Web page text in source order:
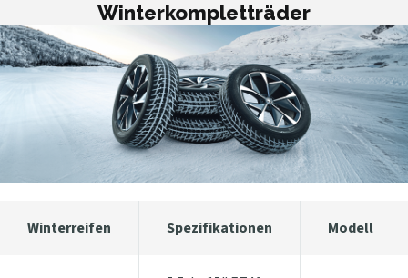
Winterkompletträder
Winterreifen Spezifikationen Modell